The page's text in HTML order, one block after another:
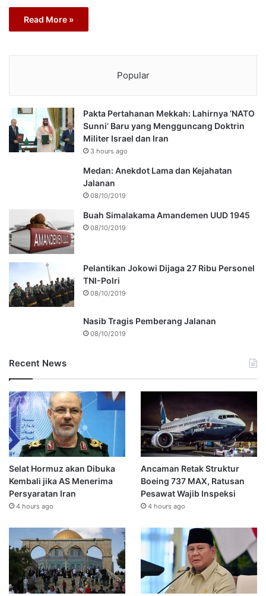
Read More »
Popular
Pakta Pertahanan Mekkah: Lahirnya ‘NATO
Sunni’ Baru yang Mengguncang Doktrin
Militer Israel dan Iran
3 hours ago
Medan: Anekdot Lama dan Kejahatan
Jalanan
08/10/2019
Buah Simalakama Amandemen UUD 1945
08/10/2019
Pelantikan Jokowi Dijaga 27 Ribu Personel
TNI-Polri
08/10/2019
Nasib Tragis Pemberang Jalanan
08/10/2019
Recent News
Selat Hormuz akan Dibuka
Kembali jika AS Menerima
Persyaratan Iran
4 hours ago
Ancaman Retak Struktur
Boeing 737 MAX, Ratusan
Pesawat Wajib Inspeksi
4 hours ago